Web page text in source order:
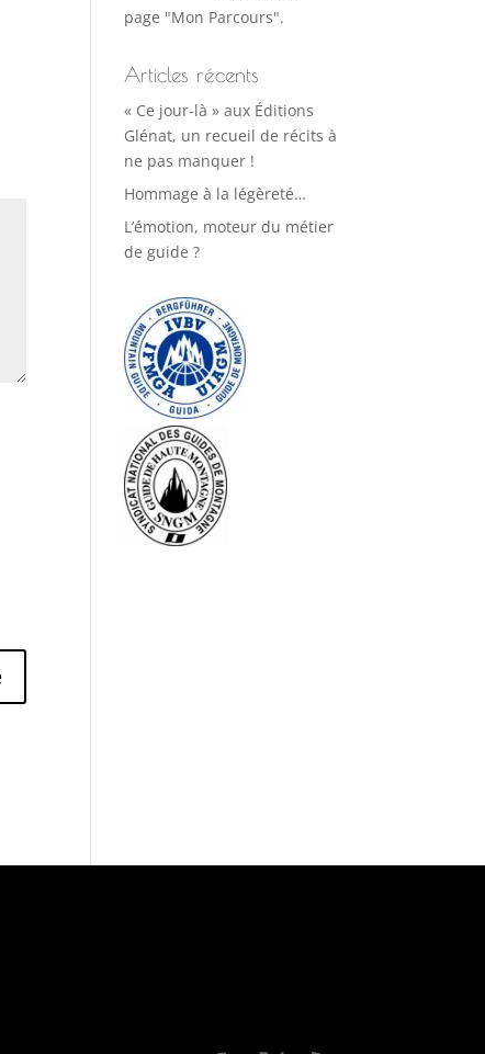
page "Mon Parcours".
Articles récents
« Ce jour-là » aux Éditions
Glénat, un recueil de récits à
ne pas manquer !
Hommage à la légèreté…
L’émotion, moteur du métier
de guide ?